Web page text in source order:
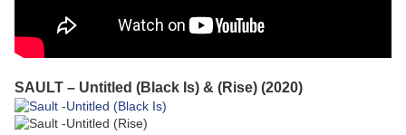
SAULT – Untitled (Black Is) & (Rise) (2020)